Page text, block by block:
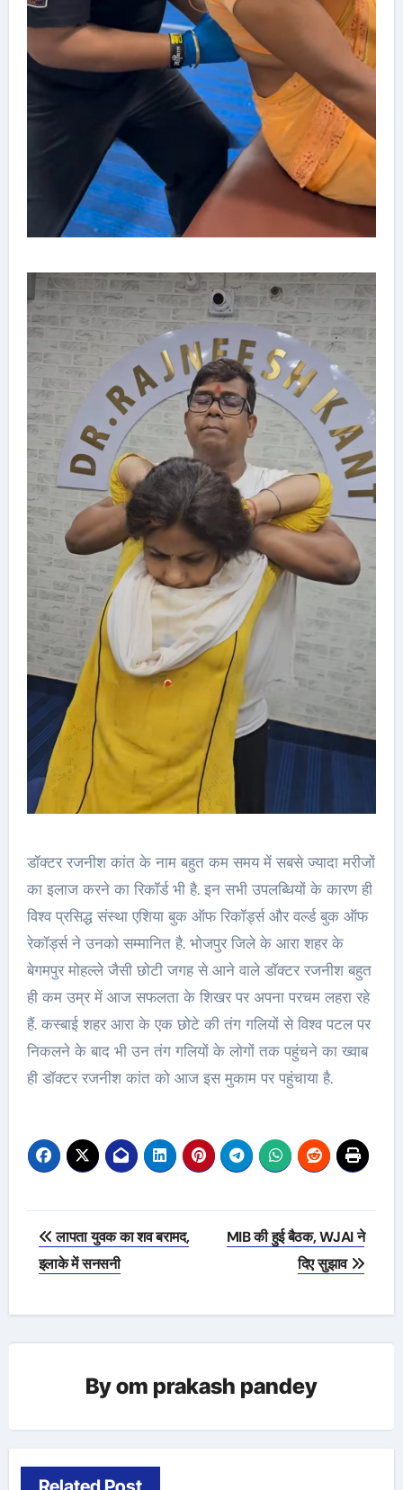
डॉक्टर रजनीश कांत के नाम बहुत कम समय में सबसे ज्यादा मरीजों
का इलाज करने का रिकॉर्ड भी है. इन सभी उपलब्धियों के कारण ही
विश्व प्रसिद्ध संस्था एशिया बुक ऑफ रिकॉर्ड्स और वर्ल्ड बुक ऑफ
रेकॉर्ड्स ने उनको सम्मानित है. भोजपुर जिले के आरा शहर के
बेगमपुर मोहल्ले जैसी छोटी जगह से आने वाले डॉक्टर रजनीश बहुत
ही कम उम्र में आज सफलता के शिखर पर अपना परचम लहरा रहे
हैं. कस्बाई शहर आरा के एक छोटे की तंग गलियों से विश्व पटल पर
निकलने के बाद भी उन तंग गलियों के लोगों तक पहुंचने का ख्वाब
ही डॉक्टर रजनीश कांत को आज इस मुकाम पर पहुंचाया है.
Post
navigation
लापता युवक का शव बरामद,
इलाके में सनसनी
MIB की हुई बैठक, WJAI ने
दिए सुझाव
Byom prakash pandey